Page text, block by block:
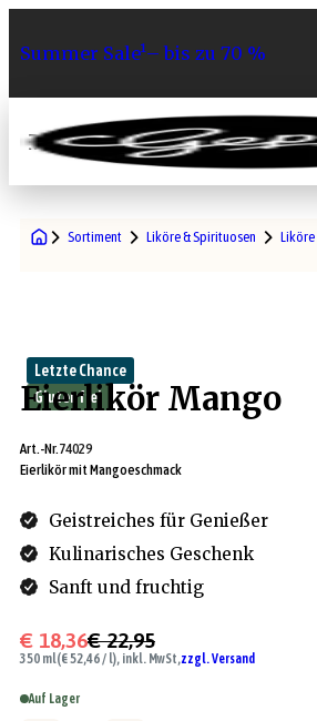
Summer Sale¹– bis zu 70 %
Sortiment Liköre & Spirituosen Liköre
Letzte Chance
Glutenfrei
Eierlikör Mango
Art.-Nr.74029
Eierlikör mit Mangoeschmack
Geistreiches für Genießer
Kulinarisches Geschenk
Sanft und fruchtig
€ 18,36€ 22,95
350 ml(€ 52,46 / l), inkl. MwSt,zzgl. Versand
Auf Lager